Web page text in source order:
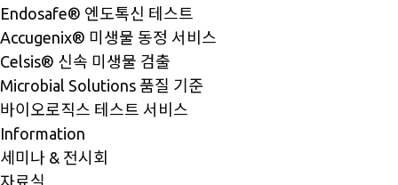
Endosafe® 엔도톡신 테스트
Accugenix® 미생물 동정 서비스
Celsis® 신속 미생물 검출
Microbial Solutions 품질 기준
바이오로직스 테스트 서비스
Information
세미나 & 전시회